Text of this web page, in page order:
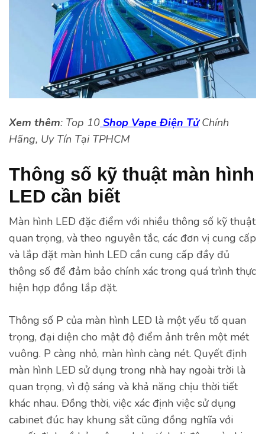
Xem thêm: Top 10 Shop Vape Điện TửChính
Hãng, Uy Tín Tại TPHCM
Thông số kỹ thuật màn hình
LED cần biết
Màn hình LED đặc điểm với nhiều thông số kỹ thuật
quan trọng, và theo nguyên tắc, các đơn vị cung cấp
và lắp đặt màn hình LED cần cung cấp đầy đủ
thông số để đảm bảo chính xác trong quá trình thực
hiện hợp đồng lắp đặt.
Thông số P của màn hình LED là một yếu tố quan
trọng, đại diện cho mật độ điểm ảnh trên một mét
vuông. P càng nhỏ, màn hình càng nét. Quyết định
màn hình LED sử dụng trong nhà hay ngoài trời là
quan trọng, vì độ sáng và khả năng chịu thời tiết
khác nhau. Đồng thời, việc xác định việc sử dụng
cabinet đúc hay khung sắt cũng đồng nghĩa với